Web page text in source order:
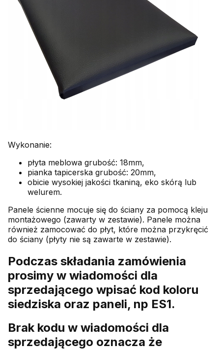
Wykonanie:
płyta meblowa grubość: 18mm,
pianka tapicerska grubość: 20mm,
obicie wysokiej jakości tkaniną, eko skórą lub
welurem.
Panele ścienne mocuje się do ściany za pomocą kleju
montażowego (zawarty w zestawie). Panele można
również zamocować do płyt, które można przykręcić
do ściany (płyty nie są zawarte w zestawie).
Podczas składania zamówienia
prosimy w wiadomości dla
sprzedającego wpisać kod koloru
siedziska oraz paneli, np ES1.
Brak kodu w wiadomości dla
sprzedającego oznacza że